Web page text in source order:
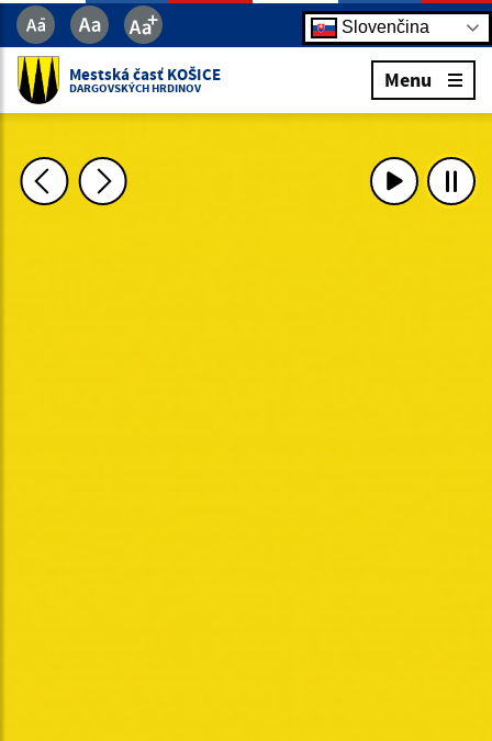
Slovenčina
Mestská časť KOŠICE
DARGOVSKÝCH HRDINOV Menu